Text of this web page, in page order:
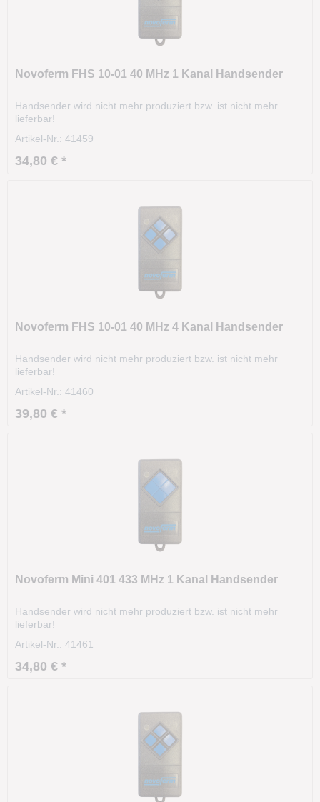
Novoferm FHS 10-01 40 MHz 1 Kanal Handsender
Handsender wird nicht mehr produziert bzw. ist nicht mehr
lieferbar!
Artikel-Nr.: 41459
34,80 € *
Novoferm FHS 10-01 40 MHz 4 Kanal Handsender
Handsender wird nicht mehr produziert bzw. ist nicht mehr
lieferbar!
Artikel-Nr.: 41460
39,80 € *
Novoferm Mini 401 433 MHz 1 Kanal Handsender
Handsender wird nicht mehr produziert bzw. ist nicht mehr
lieferbar!
Artikel-Nr.: 41461
34,80 € *